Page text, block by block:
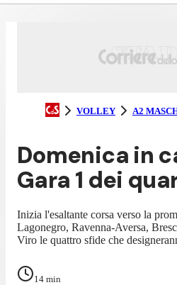
VOLLEY A2
Domenica in
Gara 1 dei
Inizia l'esaltante corsa verso la
Lagonegro, Ravenna-Aversa,
Viro le quattro sfide che
14 min